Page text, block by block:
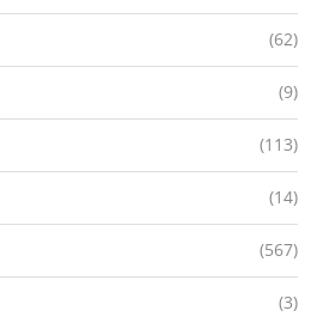
(62)
(9)
(113)
(14)
(567)
(3)